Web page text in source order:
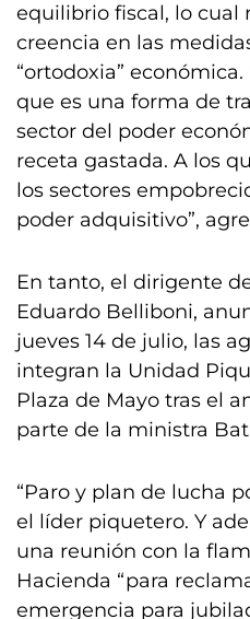
equilibrio fiscal, lo cual
creencia en las
“ortodoxia”
que es una forma de
sector del poder
receta gastada. A los
los sectores
poder adquisitivo”,
En tanto, el dirigente
Eduardo Belliboni,
jueves 14 de julio, las
integran la Unidad
Plaza de Mayo tras el
parte de la ministra
“Paro y plan de lucha
el líder piquetero. Y
una reunión con la
Hacienda “para
emergencia para